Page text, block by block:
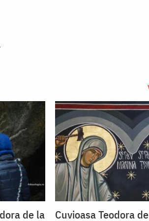
de la
Cuvioasa Teodora